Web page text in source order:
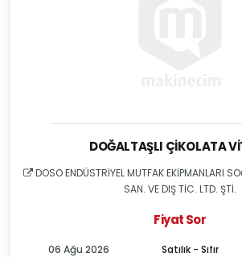
DOĞALTAŞLI ÇIKOLATA
DOSO ENDÜSTRİYEL MUTFAK EKİPMANLARI
SAN. VE DIŞ TİC. LTD. ŞTİ.
Fiyat Sor
Satılık - Sıfır
06 Ağu 2026